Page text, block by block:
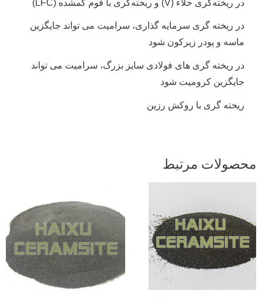
در ریخته‌گری خلاء (V) و ریخته‌گری با فوم گمشده (LFC)
در ریخته گری سرمایه گذاری، سرامیت می تواند جایگزین
ماسه و پودر زیرکون شود
در ریخته گری های فولادی سایز بزرگ، سرامیت می تواند
جایگزین کرومیت شود
ریخته گری با روکش رزین
مرتبط